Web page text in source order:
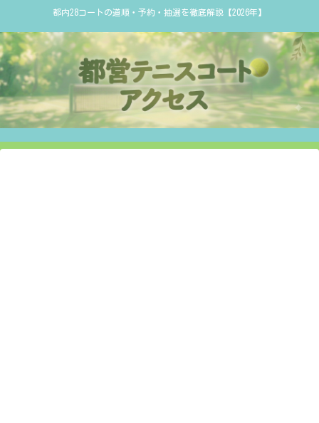
都内28コートの道順・予約・抽選を徹底解説【2026年】